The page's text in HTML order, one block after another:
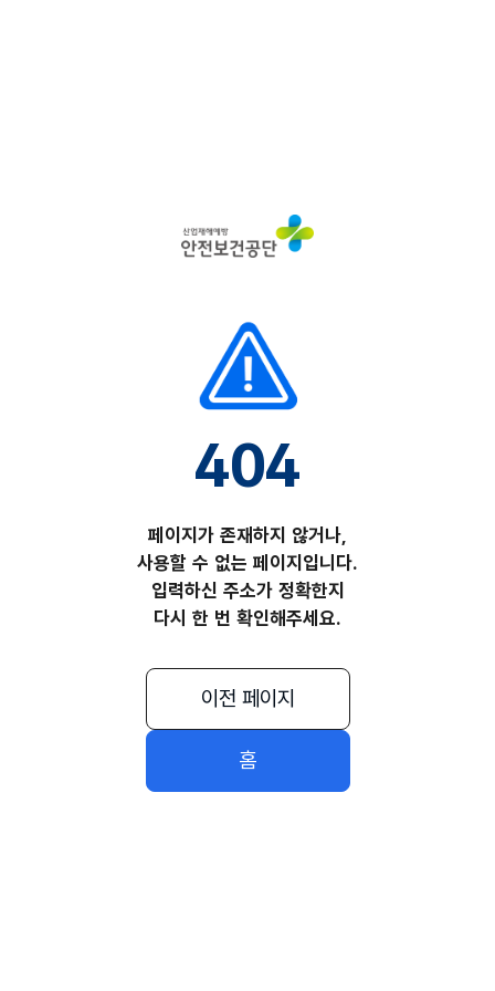
재
해
안
전
보
건
공
단
404
페이지가 존재하지 않거나,
사용할 수 없는 페이지입니다.
입력하신 주소가 정확한지
다시 한 번 확인해주세요.
이전 페이지
홈